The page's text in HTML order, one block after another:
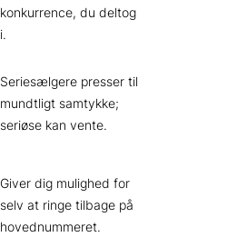
konkurrence, du deltog
i.
Serie­sælgere presser til
mundtligt samtykke;
seriøse kan vente.
Giver dig mulighed for
selv at ringe tilbage på
hoved­nummeret.